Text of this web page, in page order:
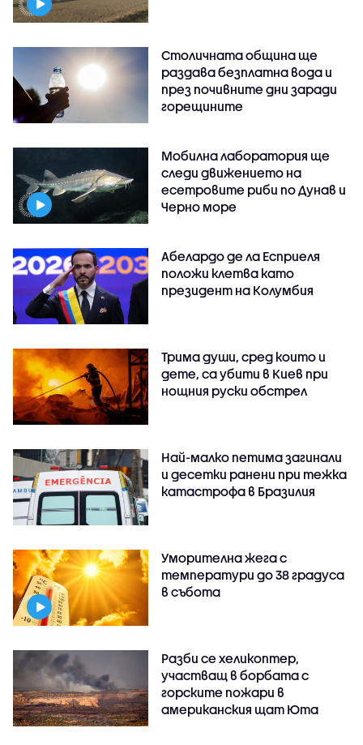
Столичната община ще
раздава безплатна вода и
през почивните дни заради
горещините
Мобилна лаборатория ще
следи движението на
есетровите риби по Дунав и
Черно море
Абелардо де ла Есприеля
положи клетва като
президент на Колумбия
Трима души, сред които и
дете, са убити в Киев при
нощния руски обстрел
Най-малко петима загинали
и десетки ранени при тежка
катастрофа в Бразилия
Уморителна жега с
температури до 38 градуса
в събота
Разби се хеликоптер,
участващ в борбата с
горските пожари в
американския щат Юта